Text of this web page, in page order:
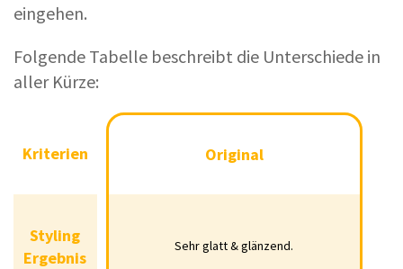
eingehen.
Folgende Tabelle beschreibt die Unterschiede in
aller Kürze:
Ergebnis
Original
Sehr glatt & glänzend.
Kriterien
Styling
Ergebnis